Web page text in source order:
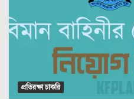
প্রতিরক্ষা চাকরি